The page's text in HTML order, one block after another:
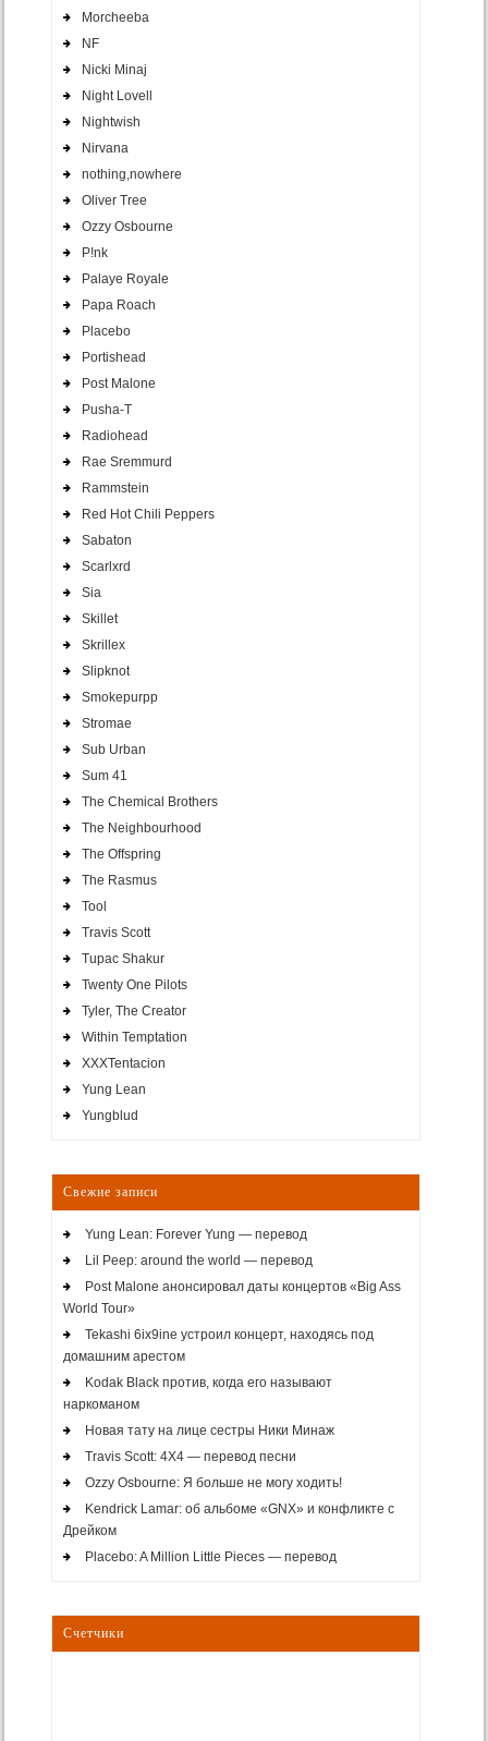
Morcheeba
NF
Nicki Minaj
Night Lovell
Nightwish
Nirvana
nothing,nowhere
Oliver Tree
Ozzy Osbourne
P!nk
Palaye Royale
Papa Roach
Placebo
Portishead
Post Malone
Pusha-T
Radiohead
Rae Sremmurd
Rammstein
Red Hot Chili Peppers
Sabaton
Scarlxrd
Sia
Skillet
Skrillex
Slipknot
Smokepurpp
Stromae
Sub Urban
Sum 41
The Chemical Brothers
The Neighbourhood
The Offspring
The Rasmus
Tool
Travis Scott
Tupac Shakur
Twenty One Pilots
Tyler, The Creator
Within Temptation
XXXTentacion
Yung Lean
Yungblud
Свежие записи
Yung Lean: Forever Yung — перевод
Lil Peep: around the world — перевод
Post Malone анонсировал даты концертов «Big Ass
World Tour»
Tekashi 6ix9ine устроил концерт, находясь под
домашним арестом
Kodak Black против, когда его называют
наркоманом
Новая тату на лице сестры Ники Минаж
Travis Scott: 4X4 — перевод песни
Ozzy Osbourne: Я больше не могу ходить!
Kendrick Lamar: об альбоме «GNX» и конфликте с
Дрейком
Placebo: A Million Little Pieces — перевод
Счетчики